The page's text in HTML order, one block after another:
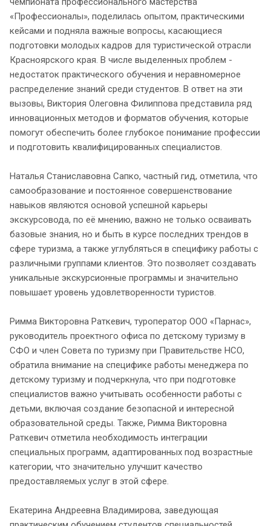
«Профессионалы», поделилась опытом, практическими
кейсами и подняла важные вопросы, касающиеся
подготовки молодых кадров для туристической отрасли
Красноярского края. В числе выделенных проблем -
недостаток практического обучения и неравномерное
распределение знаний среди студентов. В ответ на эти
вызовы, Виктория Олеговна Филиппова представила ряд
инновационных методов и форматов обучения, которые
помогут обеспечить более глубокое понимание профессии
и подготовить квалифицированных специалистов.
Наталья Станиславовна Сапко, частный гид, отметила, что
самообразование и постоянное совершенствование
навыков являются основой успешной карьеры
экскурсовода, по её мнению, важно не только осваивать
базовые знания, но и быть в курсе последних трендов в
сфере туризма, а также углубляться в специфику работы с
различными группами клиентов. Это позволяет создавать
уникальные экскурсионные программы и значительно
повышает уровень удовлетворенности туристов.
Римма Викторовна Раткевич, туроператор ООО «Парнас»,
руководитель проектного офиса по детскому туризму в
СФО и член Совета по туризму при Правительстве НСО,
обратила внимание на специфике работы менеджера по
детскому туризму и подчеркнула, что при подготовке
специалистов важно учитывать особенности работы с
детьми, включая создание безопасной и интересной
образовательной среды. Также, Римма Викторовна
Раткевич отметила необходимость интеграции
специальных программ, адаптированных под возрастные
категории, что значительно улучшит качество
предоставляемых услуг в этой сфере.
Екатерина Андреевна Владимирова, заведующая